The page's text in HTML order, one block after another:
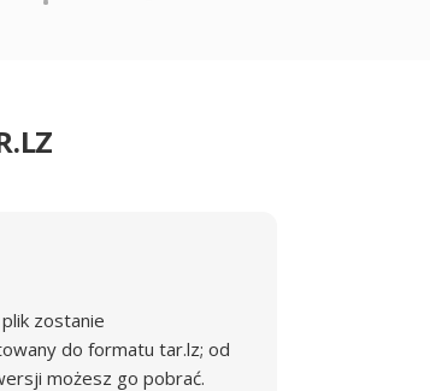
zostanie
do formatu tar.lz; od
możesz go pobrać.